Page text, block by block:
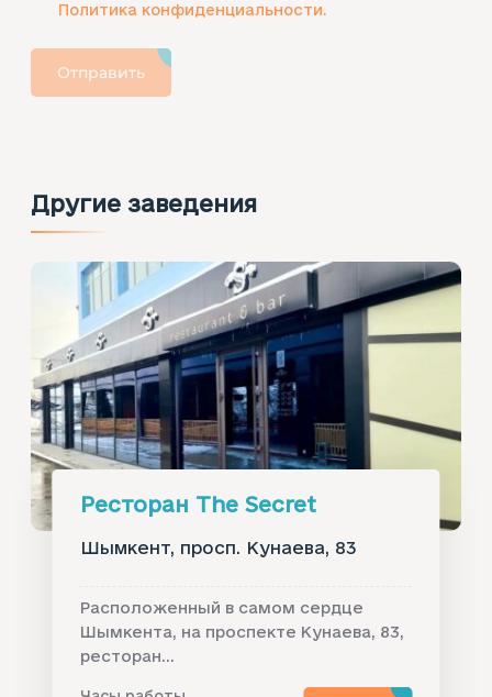
Политика конфиденциальности.
Отправить
Другие заведения
Ресторан The Secret
Шымкент, просп. Кунаева, 83
Расположенный в самом сердце
Шымкента, на проспекте Кунаева, 83,
ресторан...